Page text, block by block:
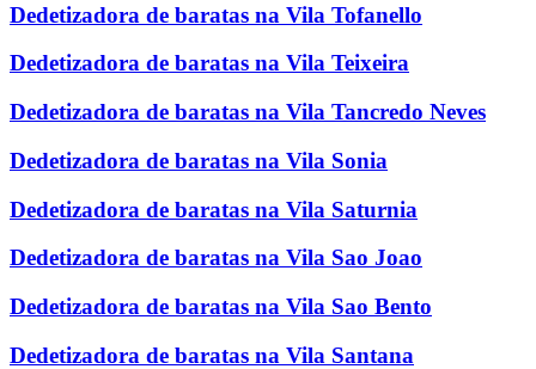
Dedetizadora de baratas na Vila Tofanello
Dedetizadora de baratas na Vila Teixeira
Dedetizadora de baratas na Vila Tancredo Neves
Dedetizadora de baratas na Vila Sonia
Dedetizadora de baratas na Vila Saturnia
Dedetizadora de baratas na Vila Sao Joao
Dedetizadora de baratas na Vila Sao Bento
Dedetizadora de baratas na Vila Santana